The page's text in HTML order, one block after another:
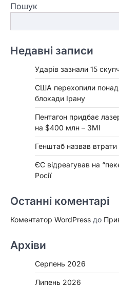
Пошук
Недавні записи
Ударів зазнали 15
США перехопили понад
блокади Ірану
Пентагон придбає
на $400 млн – ЗМІ
Генштаб назвав
ЄС відреагував на
Росії
Останні коментарі
Коментатор WordPress до
Архіви
Серпень 2026
Липень 2026